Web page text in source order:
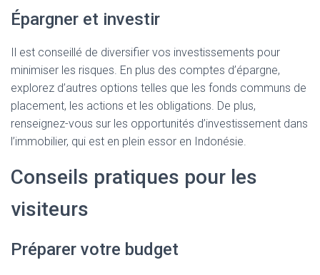
Épargner et investir
Il est conseillé de diversifier vos investissements pour
minimiser les risques. En plus des comptes d’épargne,
explorez d’autres options telles que les fonds communs de
placement, les actions et les obligations. De plus,
renseignez-vous sur les opportunités d’investissement dans
l’immobilier, qui est en plein essor en Indonésie.
Conseils pratiques pour les
visiteurs
Préparer votre budget